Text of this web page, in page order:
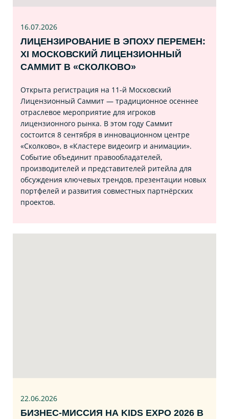
16.07.2026
ЛИЦЕНЗИРОВАНИЕ В ЭПОХУ ПЕРЕМЕН:
XI МОСКОВСКИЙ ЛИЦЕНЗИОННЫЙ
САММИТ В «СКОЛКОВО»
Открыта регистрация на 11‑й Московский
Лицензионный Саммит — традиционное осеннее
отраслевое мероприятие для игроков
лицензионного рынка. В этом году Саммит
состоится 8 сентября в инновационном центре
«Сколково», в «Кластере видеоигр и анимации».
Событие объединит правообладателей,
производителей и представителей ритейла для
обсуждения ключевых трендов, презентации новых
портфелей и развития совместных партнёрских
проектов.
22.06.2026
БИЗНЕС‑МИССИЯ НА KIDS EXPO 2026 В